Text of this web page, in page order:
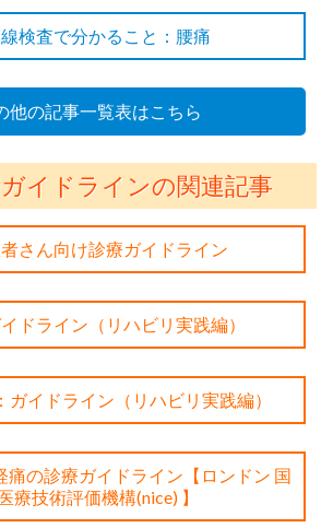
検査で分かること：腰痛
他の記事一覧表はこちら
イドラインの関連記事
さん向け診療ガイドライン
ドライン（リハビリ実践編）
ガイドライン（リハビリ実践編）
痛の診療ガイドライン【ロンドン 国
療技術評価機構(nice) 】